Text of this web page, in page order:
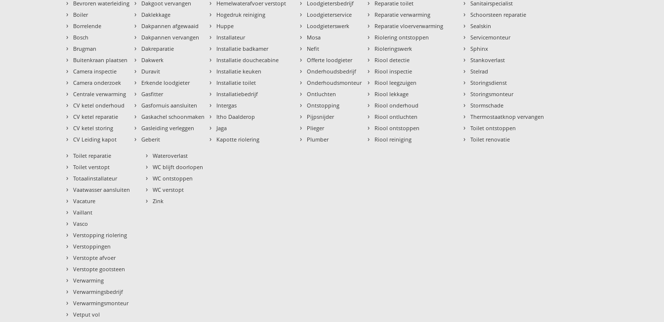
› Bevroren waterleiding
› Boiler
› Borrelende
› Bosch
› Brugman
› Buitenkraan plaatsen
› Camera inspectie
› Camera onderzoek
› Centrale verwarming
› CV ketel onderhoud
› CV ketel reparatie
› CV ketel storing
› CV Leiding kapot
› Dakgoot vervangen
› Daklekkage
› Dakpannen afgewaaid
› Dakpannen vervangen
› Dakreparatie
› Dakwerk
› Duravit
› Erkende loodgieter
› Gasfitter
› Gasfornuis aansluiten
› Gaskachel schoonmaken
› Gasleiding verleggen
› Geberit
› Hemelwaterafvoer verstopt
› Hogedruk reiniging
› Huppe
› Installateur
› Installatie badkamer
› Installatie douchecabine
› Installatie keuken
› Installatie toilet
› Installatiebedrijf
› Intergas
› Itho Daalderop
› Jaga
› Kapotte riolering
› Loodgietersbedrijf
› Loodgieterservice
› Loodgieterswerk
› Mosa
› Nefit
› Offerte loodgieter
› Onderhoudsbedrijf
› Onderhoudsmonteur
› Ontluchten
› Ontstopping
› Pijpsnijder
› Plieger
› Plumber
› Reparatie toilet
› Reparatie verwarming
› Reparatie vloerverwarming
› Riolering ontstoppen
› Rioleringswerk
› Riool detectie
› Riool inspectie
› Riool leegzuigen
› Riool lekkage
› Riool onderhoud
› Riool ontluchten
› Riool ontstoppen
› Riool reiniging
› Sanitairspecialist
› Schoorsteen reparatie
› Sealskin
› Servicemonteur
› Sphinx
› Stankoverlast
› Stelrad
› Storingsdienst
› Storingsmonteur
› Stormschade
› Thermostaatknop vervangen
› Toilet ontstoppen
› Toilet renovatie
› Toilet reparatie
› Toilet verstopt
› Totaalinstallateur
› Vaatwasser aansluiten
› Vacature
› Vaillant
› Vasco
› Verstopping riolering
› Verstoppingen
› Verstopte afvoer
› Verstopte gootsteen
› Verwarming
› Verwarmingsbedrijf
› Verwarmingsmonteur
› Vetput vol
› Wateroverlast
› WC blijft doorlopen
› WC ontstoppen
› WC verstopt
› Zink